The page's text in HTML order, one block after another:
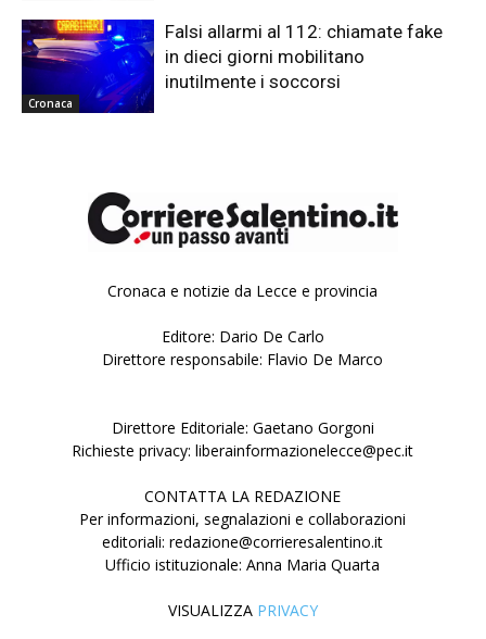
Cronaca
Falsi allarmi al 112: chiamate fake
in dieci giorni mobilitano
inutilmente i soccorsi
Cronaca e notizie da Lecce e provincia
Editore: Dario De Carlo
Direttore responsabile: Flavio De Marco
Direttore Editoriale: Gaetano Gorgoni
Richieste privacy: liberainformazionelecce@pec.it
CONTATTA LA REDAZIONE
Per informazioni, segnalazioni e collaborazioni
editoriali: redazione@corrieresalentino.it
Ufficio istituzionale: Anna Maria Quarta
VISUALIZZA PRIVACY